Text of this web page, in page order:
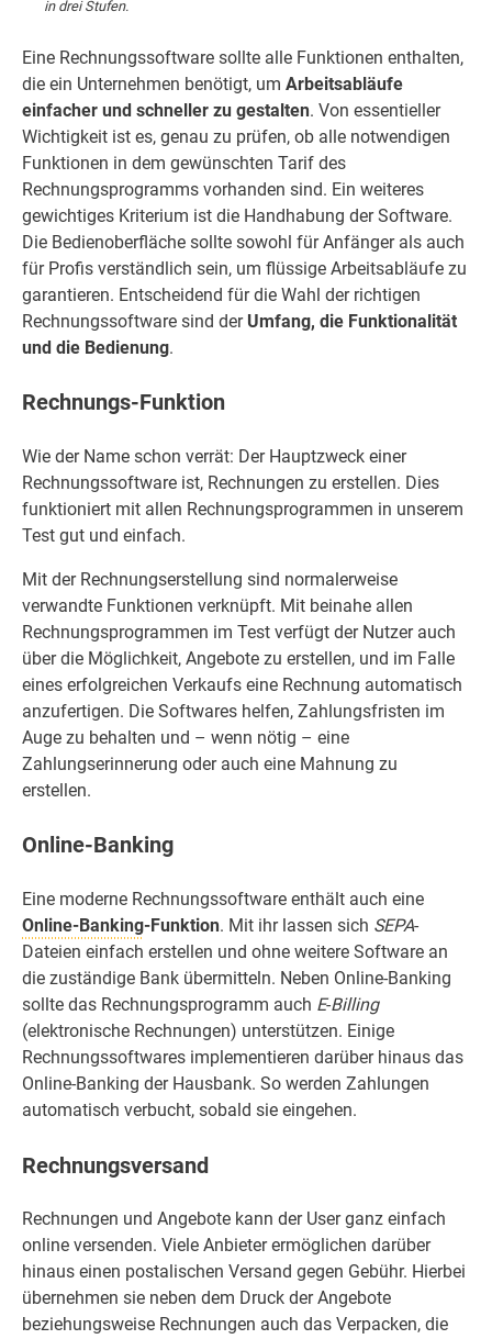
in drei Stufen.
Eine Rechnungssoftware sollte alle Funktionen enthalten,
die ein Unternehmen benötigt, um Arbeitsabläufe
einfacher und schneller zu gestalten. Von essentieller
Wichtigkeit ist es, genau zu prüfen, ob alle notwendigen
Funktionen in dem gewünschten Tarif des
Rechnungsprogramms vorhanden sind. Ein weiteres
gewichtiges Kriterium ist die Handhabung der Software.
Die Bedienoberfläche sollte sowohl für Anfänger als auch
für Profis verständlich sein, um flüssige Arbeitsabläufe zu
garantieren. Entscheidend für die Wahl der richtigen
Rechnungssoftware sind der Umfang, die Funktionalität
und die Bedienung.
Rechnungs-Funktion
Wie der Name schon verrät: Der Hauptzweck einer
Rechnungssoftware ist, Rechnungen zu erstellen. Dies
funktioniert mit allen Rechnungsprogrammen in unserem
Test gut und einfach.
Mit der Rechnungserstellung sind normalerweise
verwandte Funktionen verknüpft. Mit beinahe allen
Rechnungsprogrammen im Test verfügt der Nutzer auch
über die Möglichkeit, Angebote zu erstellen, und im Falle
eines erfolgreichen Verkaufs eine Rechnung automatisch
anzufertigen. Die Softwares helfen, Zahlungsfristen im
Auge zu behalten und – wenn nötig – eine
Zahlungserinnerung oder auch eine Mahnung zu
erstellen.
Online-Banking
Eine moderne Rechnungssoftware enthält auch eine
Online-Banking-Funktion. Mit ihr lassen sich SEPA-
Dateien einfach erstellen und ohne weitere Software an
die zuständige Bank übermitteln. Neben Online-Banking
sollte das Rechnungsprogramm auch E-Billing
(elektronische Rechnungen) unterstützen. Einige
Rechnungssoftwares implementieren darüber hinaus das
Online-Banking der Hausbank. So werden Zahlungen
automatisch verbucht, sobald sie eingehen.
Rechnungsversand
Rechnungen und Angebote kann der User ganz einfach
online versenden. Viele Anbieter ermöglichen darüber
hinaus einen postalischen Versand gegen Gebühr. Hierbei
übernehmen sie neben dem Druck der Angebote
beziehungsweise Rechnungen auch das Verpacken, die